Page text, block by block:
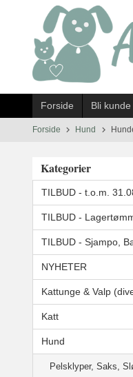
innholdet
Forside Bli kunde
Forside Hund
Kategorier
TILBUD - t.o.m.
TILBUD -
TILBUD - Sjampo,
NYHETER
Kattunge & Valp
Katt
Hund
Pelsklyper, Saks,